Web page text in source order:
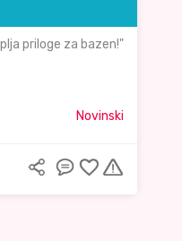
priloge za bazen!"
Novinski